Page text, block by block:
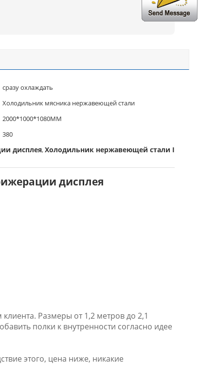
сразу охлаждать
Холодильник мясника нержавеющей стали
2000*1000*1080MM
380
дисплея,Холодильник нержавеющей стали IEC
дисплея
Размеры от 1,2 метров до 2,1
полки к внутренности согласно идее
этого, цена ниже, никакие